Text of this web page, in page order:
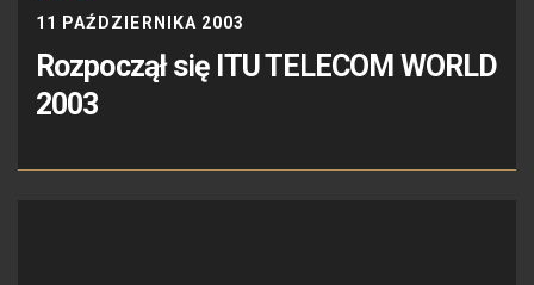
11 PAŹDZIERNIKA 2003
Rozpoczął się ITU TELECOM WORLD
2003